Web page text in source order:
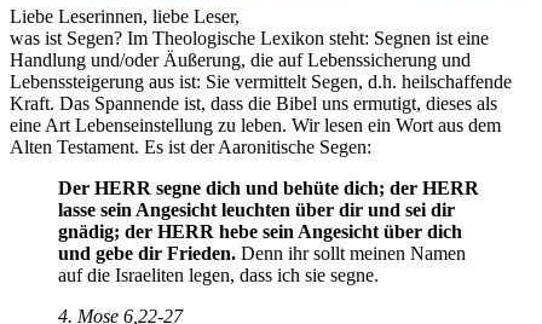
Liebe Leserinnen, liebe Leser,
was ist Segen? Im Theologische Lexikon steht: Segnen ist eine
Handlung und/oder Äußerung, die auf Lebenssicherung und
Lebenssteigerung aus ist: Sie vermittelt Segen, d.h. heilschaffende
Kraft. Das Spannende ist, dass die Bibel uns ermutigt, dieses als
eine Art Lebenseinstellung zu leben. Wir lesen ein Wort aus dem
Alten Testament. Es ist der Aaronitische Segen:
Der HERR segne dich und behüte dich; der HERR
lasse sein Angesicht leuchten über dir und sei dir
gnädig; der HERR hebe sein Angesicht über dich
und gebe dir Frieden. Denn ihr sollt meinen Namen
auf die Israeliten legen, dass ich sie segne.
4. Mose 6,22-27